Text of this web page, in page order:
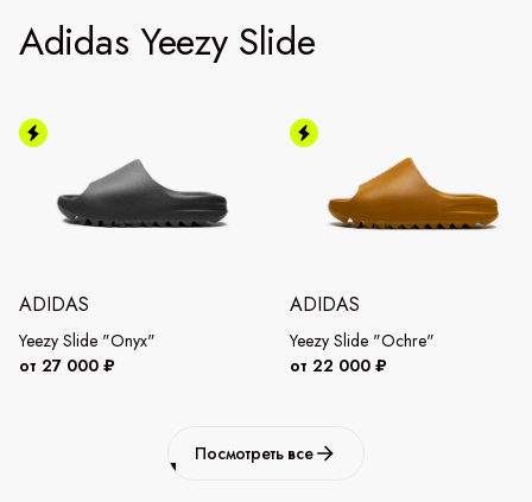
Adidas Yeezy Slide
ADIDAS
Yeezy Slide "Onyx"
от 27 000 ₽
ADIDAS
Yeezy Slide "Ochre"
от 22 000 ₽
Посмотреть все